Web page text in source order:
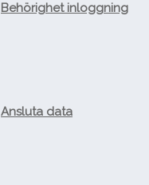
Behörighet inloggning
Ansluta data